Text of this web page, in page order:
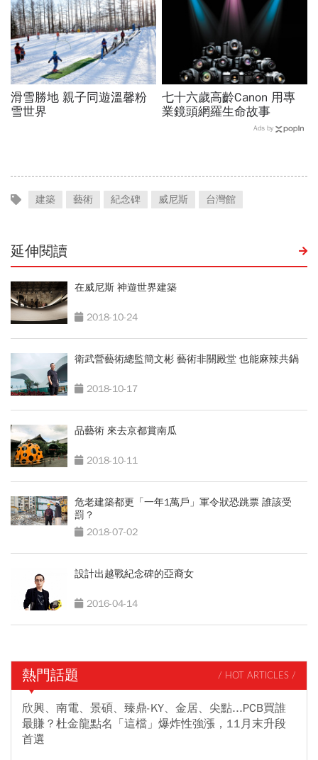
滑雪勝地 親子同遊溫馨粉
雪世界
七十六歲高齡Canon 用專
業鏡頭網羅生命故事
Ads by
建築 藝術 紀念碑 威尼斯 台灣館
延伸閱讀
在威尼斯 神遊世界建築
2018-10-24
衛武營藝術總監簡文彬 藝術非關殿堂 也能麻辣共鍋
2018-10-17
品藝術 來去京都賞南瓜
2018-10-11
危老建築都更「一年1萬戶」軍令狀恐跳票 誰該受
罰？
2018-07-02
設計出越戰紀念碑的亞裔女
2016-04-14
熱門話題 / HOT ARTICLES /
欣興、南電、景碩、臻鼎-KY、金居、尖點...PCB買誰
最賺？杜金龍點名「這檔」爆炸性強漲，11月末升段
首選